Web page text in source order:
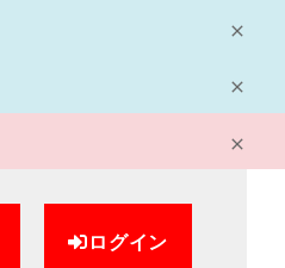
ログイン